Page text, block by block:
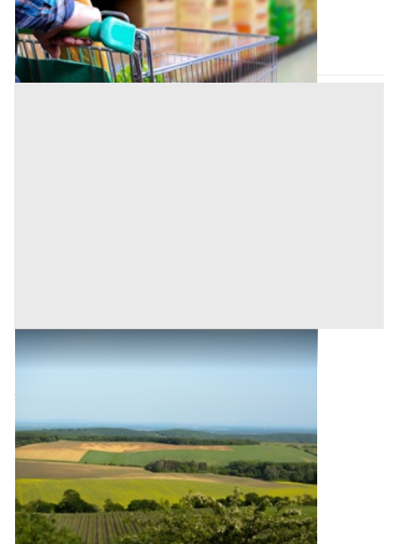
Tortolì (Nuoro)
Codice asta: 82a019a4
Asta chiusa
Terreni all'asta a Nuoro
29.500 €
Codice asta:dfc99188
Asta chiusa
1 2 3 4